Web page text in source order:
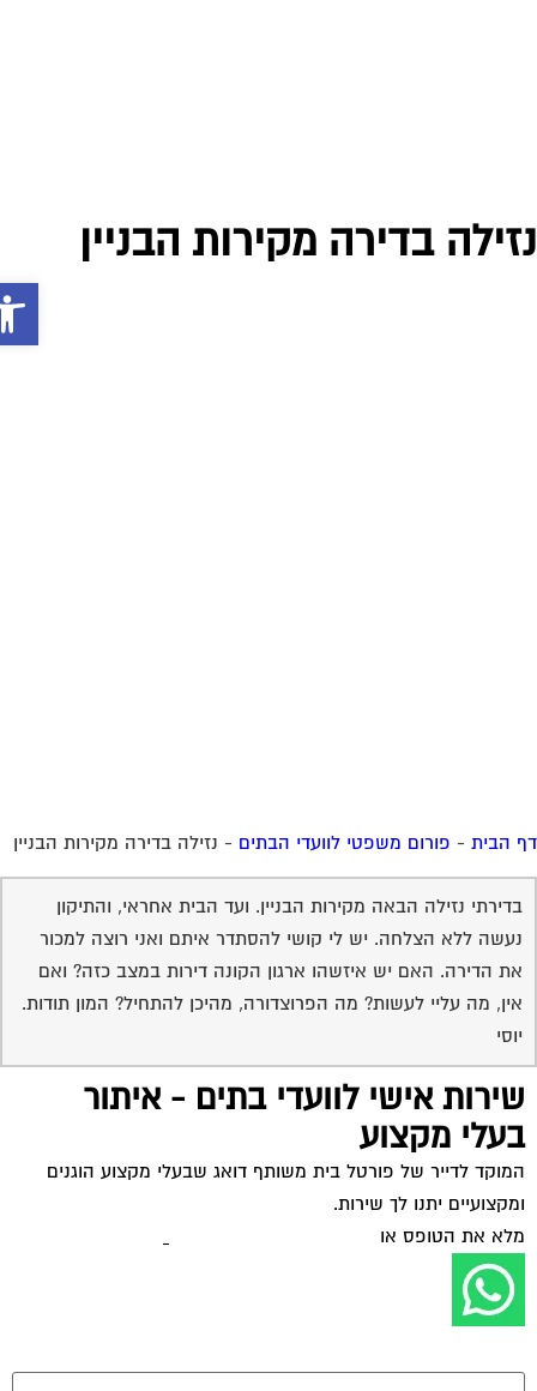
בדירה מקירות הבניין
הבית-פורום משפטי לוועדי הבתים-נזילה בדירה מקירות הבניין
בדירתי נזילה הבאה מקירות הבניין. ועד הבית אחראי, והתיקון
נעשה ללא הצלחה. יש לי קושי להסתדר איתם ואני רוצה למכור
את הדירה. האם יש איזשהו ארגון הקונה דירות במצב כזה? ואם
אין, מה עליי לעשות? מה הפרוצדורה, מהיכן להתחיל? המון תודות.
יוסי
שירות אישי לוועדי בתים - איתור
בעלי מקצוע
המוקד לדייר של פורטל בית משותף דואג שבעלי מקצוע הוגנים
ומקצועיים יתנו לך שירות.
מלא את הטופס אולחץ לשליחת הודעת ווצאפ